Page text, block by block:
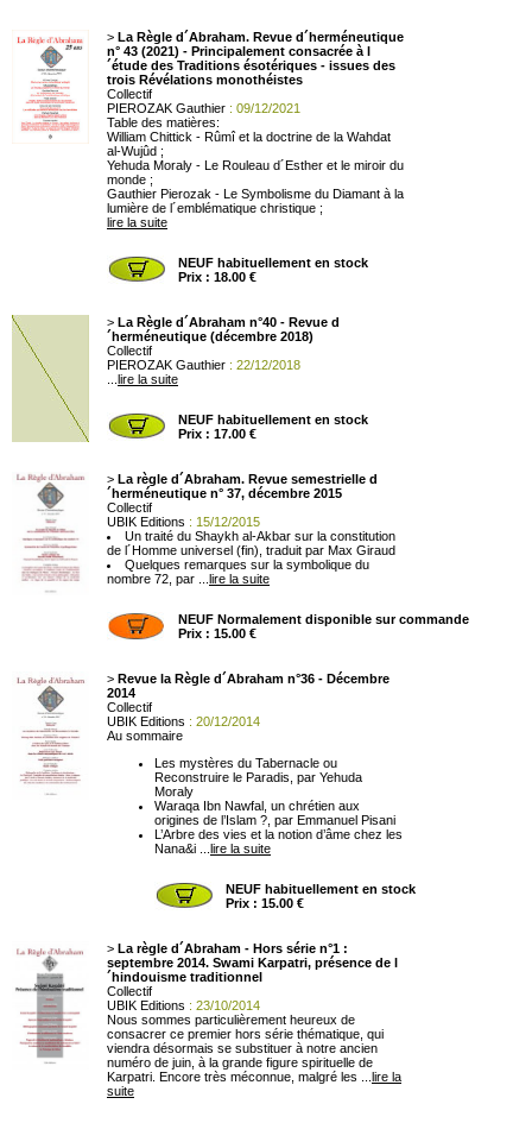
> La Règle d´Abraham. Revue d´herméneutique
n° 43 (2021) - Principalement consacrée à l
´étude des Traditions ésotériques - issues des
trois Révélations monothéistes
Collectif
PIEROZAK Gauthier : 09/12/2021
Table des matières:
William Chittick - Rûmî et la doctrine de la Wahdat
al-Wujûd ;
Yehuda Moraly - Le Rouleau d´Esther et le miroir du
monde ;
Gauthier Pierozak - Le Symbolisme du Diamant à la
lumière de l´emblématique christique ;
lire la suite
NEUF habituellement en stock
Prix : 18.00 €
> La Règle d´Abraham n°40 - Revue d
´herméneutique (décembre 2018)
Collectif
PIEROZAK Gauthier : 22/12/2018
lire la suite
NEUF habituellement en stock
Prix : 17.00 €
> La règle d´Abraham. Revue semestrielle d
´herméneutique n° 37, décembre 2015
Collectif
UBIK Editions : 15/12/2015
Un traité du Shaykh al-Akbar sur la constitution
de l´Homme universel (fin), traduit par Max Giraud
Quelques remarques sur la symbolique du
nombre 72, par ... lire la suite
NEUF Normalement disponible sur commande
Prix : 15.00 €
> Revue la Règle d´Abraham n°36 - Décembre
2014
Collectif
UBIK Editions : 20/12/2014
Au sommaire
Les mystères du Tabernacle ou
Reconstruire le Paradis, par Yehuda
Moraly
Waraqa Ibn Nawfal, un chrétien aux
origines de l’Islam ?, par Emmanuel Pisani
L’Arbre des vies et la notion d’âme chez les
Nana&i ... lire la suite
NEUF habituellement en stock
Prix : 15.00 €
> La règle d´Abraham - Hors série n°1 :
septembre 2014. Swami Karpatri, présence de l
´hindouisme traditionnel
Collectif
UBIK Editions : 23/10/2014
Nous sommes particulièrement heureux de
consacrer ce premier hors série thématique, qui
viendra désormais se substituer à notre ancien
numéro de juin, à la grande figure spirituelle de
Karpatri. Encore très méconnue, malgré les ... lire la
suite